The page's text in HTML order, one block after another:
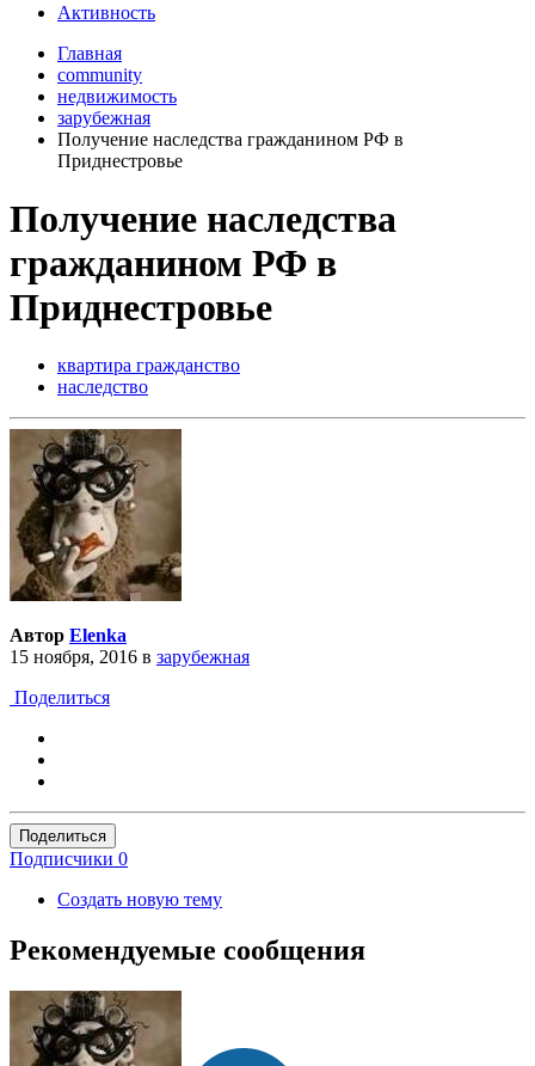
Активность
Главная
community
недвижимость
зарубежная
Получение наследства гражданином РФ в
Приднестровье
Получение наследства
гражданином РФ в
Приднестровье
квартира гражданство
наследство
Автор Elenka
15 ноября, 2016 в зарубежная
Поделиться
Поделиться
Подписчики 0
Создать новую тему
Рекомендуемые сообщения